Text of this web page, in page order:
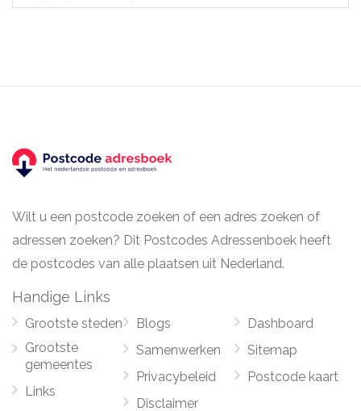
Wilt u een postcode zoeken of een adres zoeken of
adressen zoeken? Dit Postcodes Adressenboek heeft
de postcodes van alle plaatsen uit Nederland.
Handige Links
Grootste steden
Grootste
gemeentes
Links
Blogs
Samenwerken
Privacybeleid
Disclaimer
Dashboard
Sitemap
Postcode kaart